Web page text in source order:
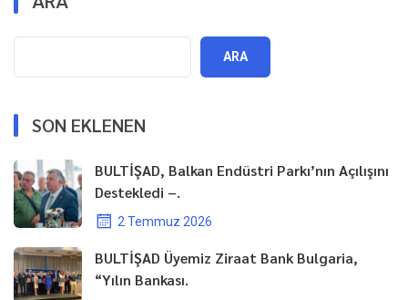
ARA
SON EKLENEN
BULTİŞAD, Balkan Endüstri Parkı’nın Açılışını
Destekledi –.
2 Temmuz 2026
BULTİŞAD Üyemiz Ziraat Bank Bulgaria,
“Yılın Bankası.